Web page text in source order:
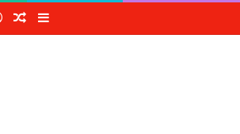
AccediArticoli a sorpresa
Barra laterale